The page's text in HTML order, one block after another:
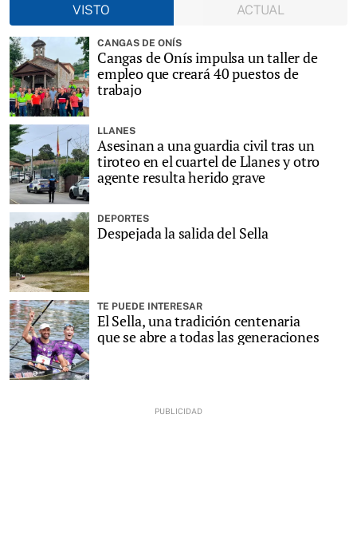
VISTO
ACTUAL
CANGAS DE ONÍS
Cangas de Onís impulsa un taller de
empleo que creará 40 puestos de
trabajo
LLANES
Asesinan a una guardia civil tras un
tiroteo en el cuartel de Llanes y otro
agente resulta herido grave
DEPORTES
Despejada la salida del Sella
TE PUEDE INTERESAR
El Sella, una tradición centenaria
que se abre a todas las generaciones